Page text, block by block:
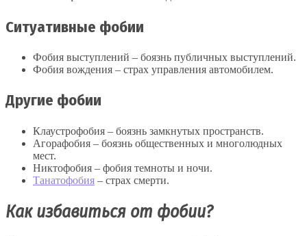
Ситуативные фобии
Фобия выступлений – боязнь публичных выступлений.
Фобия вождения – страх управления автомобилем.
Другие фобии
Клаустрофобия – боязнь замкнутых пространств.
Агорафобия – боязнь общественных и многолюдных
мест.
Никтофобия – фобия темноты и ночи.
Танатофобия – страх смерти.
Как избавиться от фобии?